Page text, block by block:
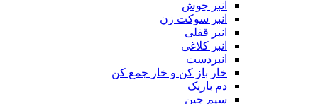
انبر جوش
انبر سوکت زن
انبر قفلی
انبر کلاغی
انبردست
خار باز کن و خار جمع کن
دم باریک
سیم چین